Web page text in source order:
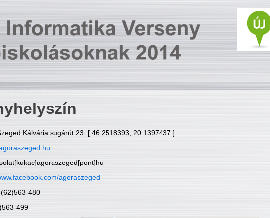
Kálvária sugárút 23. [ 46.2518393, 20.1397437 ]
agoraszeged
480
499